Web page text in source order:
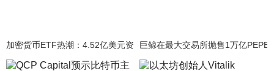
加密货币ETF热潮：4.52亿美元资金涌入助推比特币与以太坊创新高
巨鲸在最大交易所抛售1万亿